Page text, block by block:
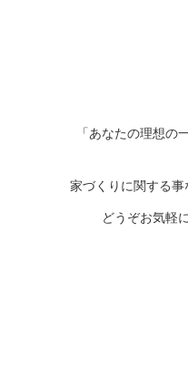
「あなたの理想の
家づくりに関する事
どうぞお気軽